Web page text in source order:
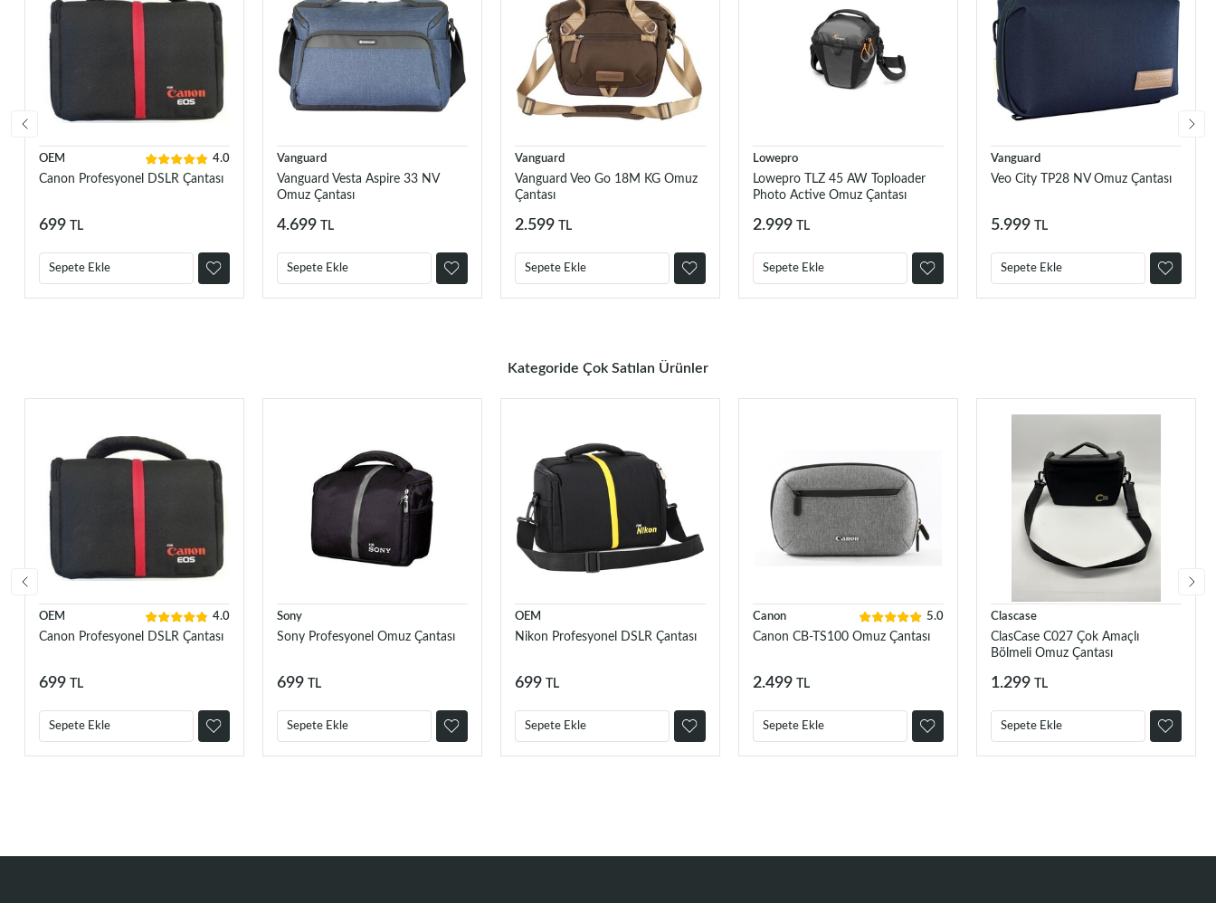
OEM 4.0
Canon Profesyonel DSLR Çantası
699 TL
Sepete Ekle
Vanguard
Vanguard Vesta Aspire 33 NV
Omuz Çantası
4.699 TL
Sepete Ekle
Vanguard
Vanguard Veo Go 18M KG Omuz
Çantası
2.599 TL
Sepete Ekle
Lowepro
Lowepro TLZ 45 AW Toploader
Photo Active Omuz Çantası
2.999 TL
Sepete Ekle
Vanguard
Veo City TP28 NV Omuz Çantası
5.999 TL
Sepete Ekle
Kategoride Çok Satılan Ürünler
OEM 4.0
Canon Profesyonel DSLR Çantası
699 TL
Sepete Ekle
Sony
Sony Profesyonel Omuz Çantası
699 TL
Sepete Ekle
OEM
Nikon Profesyonel DSLR Çantası
699 TL
Sepete Ekle
Canon 5.0
Canon CB-TS100 Omuz Çantası
2.499 TL
Sepete Ekle
Clascase
ClasCase C027 Çok Amaçlı
Bölmeli Omuz Çantası
1.299 TL
Sepete Ekle